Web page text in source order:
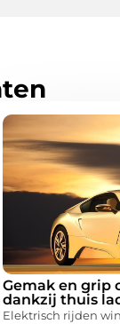
Gemak en grip
dankzij thuis
Elektrisch rijden